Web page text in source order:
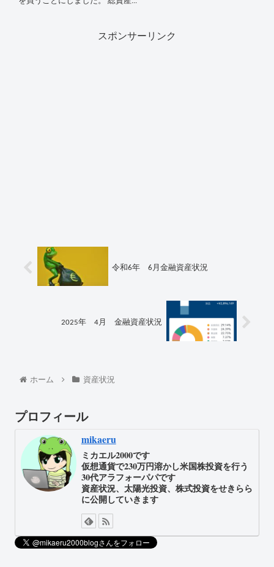
スポンサーリンク
令和6年 6月金融資産状況
2025年 4月 金融資産状況
ホーム 資産状況
プロフィール
mikaeru
ミカエル2000です
仮想通貨で230万円溶かし米国株投資を行う
30代アラフォーパパです
資産状況、太陽光投資、株式投資をせきらら
に公開していきます